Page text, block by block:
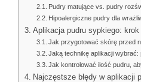
Pudry matujące vs. pudry
Hipoalergiczne pudry dla
Aplikacja pudru sypkiego: krok
Jak przygotować skórę przed
Jaką technikę aplikacji
Jak kontrolować ilość pudru,
Najczęstsze błędy w aplikacji